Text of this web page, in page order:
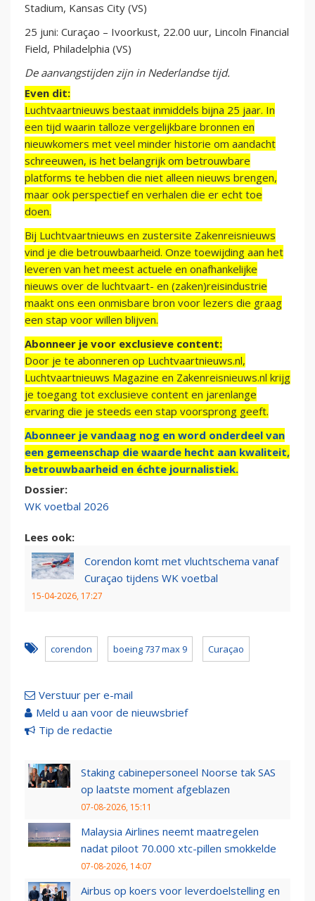
Stadium, Kansas City (VS)
25 juni: Curaçao – Ivoorkust, 22.00 uur, Lincoln Financial
Field, Philadelphia (VS)
De aanvangstijden zijn in Nederlandse tijd.
Even dit:
Luchtvaartnieuws bestaat inmiddels bijna 25 jaar. In
een tijd waarin talloze vergelijkbare bronnen en
nieuwkomers met veel minder historie om aandacht
schreeuwen, is het belangrijk om betrouwbare
platforms te hebben die niet alleen nieuws brengen,
maar ook perspectief en verhalen die er echt toe
doen.
Bij Luchtvaartnieuws en zustersite Zakenreisnieuws
vind je die betrouwbaarheid. Onze toewijding aan het
leveren van het meest actuele en onafhankelijke
nieuws over de luchtvaart- en (zaken)reisindustrie
maakt ons een onmisbare bron voor lezers die graag
een stap voor willen blijven.
Abonneer je voor exclusieve content:
Door je te abonneren op Luchtvaartnieuws.nl,
Luchtvaartnieuws Magazine en Zakenreisnieuws.nl krijg
je toegang tot exclusieve content en jarenlange
ervaring die je steeds een stap voorsprong geeft.
Abonneer je vandaag nog en word onderdeel van
een gemeenschap die waarde hecht aan kwaliteit,
betrouwbaarheid en échte journalistiek.
Dossier:
WK voetbal 2026
Lees ook:
Corendon komt met vluchtschema vanaf
Curaçao tijdens WK voetbal
15-04-2026, 17:27
corendon boeing 737 max 9 Curaçao
Verstuur per e-mail
Meld u aan voor de nieuwsbrief
Tip de redactie
Staking cabinepersoneel Noorse tak SAS
op laatste moment afgeblazen
07-08-2026, 15:11
Malaysia Airlines neemt maatregelen
nadat piloot 70.000 xtc-pillen smokkelde
07-08-2026, 14:07
Airbus op koers voor leverdoelstelling en